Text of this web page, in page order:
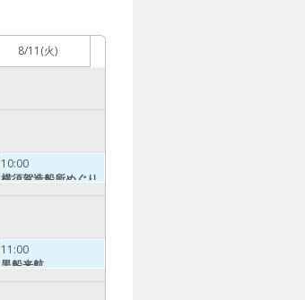
8/11 (火)
10:00
横須賀造船所めぐり
11:00
黒船来航